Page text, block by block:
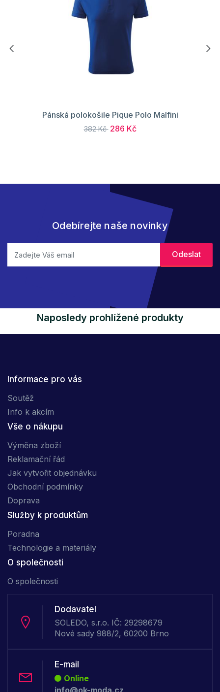
Pánská polokošile Pique Polo Malfini
382 Kč 286 Kč
Odebírejte naše novinky
Naposledy prohlížené produkty
Informace pro vás
Soutěž
Info k akcím
Vše o nákupu
Výměna zboží
Reklamační řád
Jak vytvořit objednávku
Obchodní podmínky
Doprava
Služby k produktům
Poradna
Technologie a materiály
O společnosti
O společnosti
Dodavatel
SOLEDO, s.r.o. IČ: 29298679
Nové sady 988/2, 60200 Brno
E-mail
Online